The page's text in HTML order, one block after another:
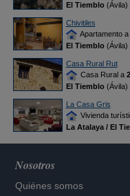
El Tiemblo(Ávila)
Chivitiles
Apartamento a
El Tiemblo(Ávila)
Casa Rural Rut
Casa Rural a
El Tiemblo(Ávila)
La Casa Gris
Vivienda
La Atalaya / El
Nosotros
Quiénes somos